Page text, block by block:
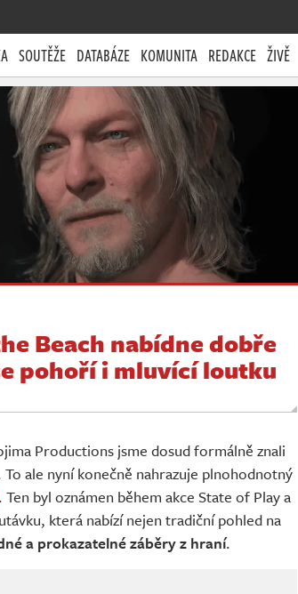
SOUTĚŽE DATABÁZE KOMUNITA REDAKCE ŽIVĚ
Beach nabídne dobře
pohoří i mluvící loutku
Productions jsme dosud formálně znali
ale nyní konečně nahrazuje plnohodnotný
. Ten byl oznámen během akce State of Play a
která nabízí nejen tradiční pohled na
a prokazatelné záběry z hraní.